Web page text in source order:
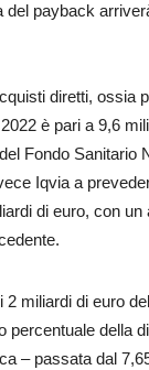
del payback
diretti, ossia
è pari a 9,6
Fondo Sanitario
Iqvia a
di euro, con
2 miliardi di euro
percentuale della
– passata dal